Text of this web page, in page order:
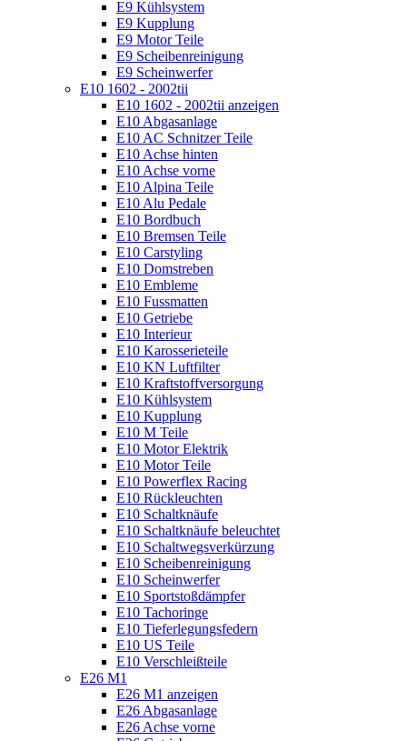
E9 Kühlsystem
E9 Kupplung
E9 Motor Teile
E9 Scheibenreinigung
E9 Scheinwerfer
E10 1602 - 2002tii
E10 1602 - 2002tii anzeigen
E10 Abgasanlage
E10 AC Schnitzer Teile
E10 Achse hinten
E10 Achse vorne
E10 Alpina Teile
E10 Alu Pedale
E10 Bordbuch
E10 Bremsen Teile
E10 Carstyling
E10 Domstreben
E10 Embleme
E10 Fussmatten
E10 Getriebe
E10 Interieur
E10 Karosserieteile
E10 KN Luftfilter
E10 Kraftstoffversorgung
E10 Kühlsystem
E10 Kupplung
E10 M Teile
E10 Motor Elektrik
E10 Motor Teile
E10 Powerflex Racing
E10 Rückleuchten
E10 Schaltknäufe
E10 Schaltknäufe beleuchtet
E10 Schaltwegsverkürzung
E10 Scheibenreinigung
E10 Scheinwerfer
E10 Sportstoßdämpfer
E10 Tachoringe
E10 Tieferlegungsfedern
E10 US Teile
E10 Verschleißteile
E26 M1
E26 M1 anzeigen
E26 Abgasanlage
E26 Achse vorne